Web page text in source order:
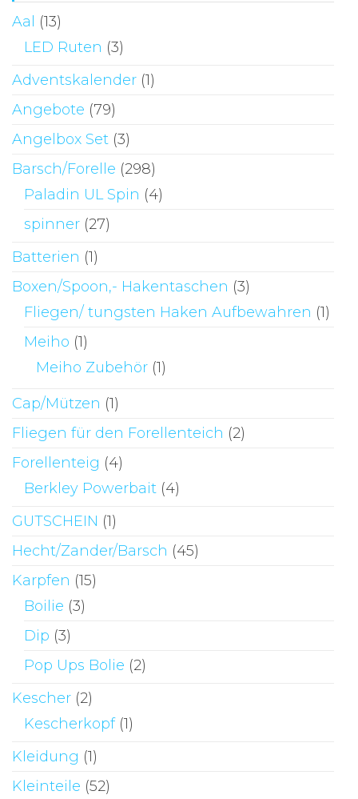
Aal (13)
LED Ruten (3)
Adventskalender (1)
Angebote (79)
Angelbox Set (3)
Barsch/Forelle (298)
Paladin UL Spin (4)
spinner (27)
Batterien (1)
Boxen/Spoon,- Hakentaschen (3)
Fliegen/ tungsten Haken Aufbewahren (1)
Meiho (1)
Meiho Zubehör (1)
Cap/Mützen (1)
Fliegen für den Forellenteich (2)
Forellenteig (4)
Berkley Powerbait (4)
GUTSCHEIN (1)
Hecht/Zander/Barsch (45)
Karpfen (15)
Boilie (3)
Dip (3)
Pop Ups Bolie (2)
Kescher (2)
Kescherkopf (1)
Kleidung (1)
Kleinteile (52)